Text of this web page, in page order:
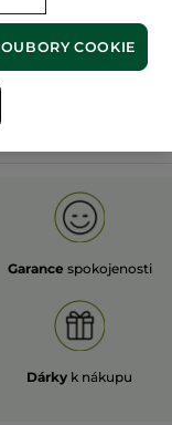
NAT.
Garance spokojenosti
Dárky k nákupu
COOKIE